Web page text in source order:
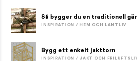
Så bygger du en traditionell
INSPIRATION / HEM OCH LANTLIV
Bygg ett enkelt jakttorn
INSPIRATION / JAKT OCH